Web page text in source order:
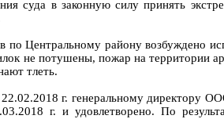
суда в законную силу принять
Центральному району возбуждено
не потушены, пожар на территории
тлеть.
г. генеральному директору
г. и удовлетворено. По